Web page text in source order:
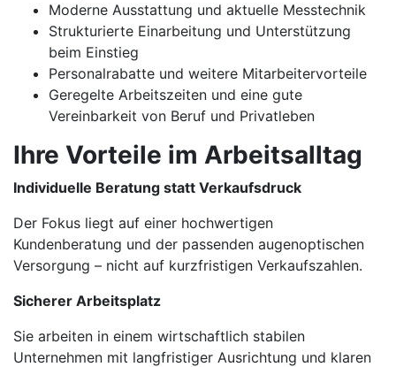
Moderne Ausstattung und aktuelle Messtechnik
Strukturierte Einarbeitung und Unterstützung
beim Einstieg
Personalrabatte und weitere Mitarbeitervorteile
Geregelte Arbeitszeiten und eine gute
Vereinbarkeit von Beruf und Privatleben
Ihre Vorteile im Arbeitsalltag
Individuelle Beratung statt Verkaufsdruck
Der Fokus liegt auf einer hochwertigen
Kundenberatung und der passenden augenoptischen
Versorgung – nicht auf kurzfristigen Verkaufszahlen.
Sicherer Arbeitsplatz
Sie arbeiten in einem wirtschaftlich stabilen
Unternehmen mit langfristiger Ausrichtung und klaren